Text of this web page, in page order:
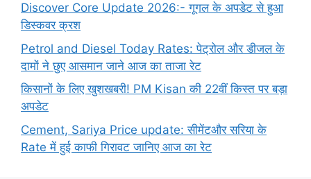
Discover Core Update 2026:- गूगल के अपडेट से हुआ
डिस्कवर क्रश
Petrol and Diesel Today Rates: पेट्रोल और डीजल के
दामों ने छुए आसमान जाने आज का ताजा रेट
किसानों के लिए खुशखबरी! PM Kisan की 22वीं किस्त पर बड़ा
अपडेट
Cement, Sariya Price update: सीमेंटऔर सरिया के
Rate में हुई काफी गिरावट जानिए आज का रेट